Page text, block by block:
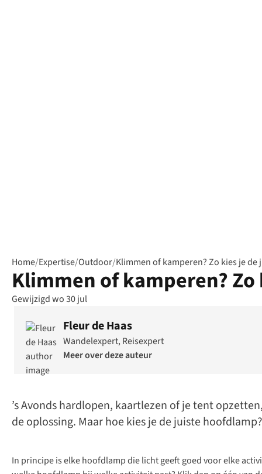
Home/Expertise/Outdoor/Klimmen of kamperen? Zo kies je
Klimmen of kamperen?
Gewijzigd wo 30 jul
Fleur de Haas
Wandelexpert, Reisexpert
Meer over deze auteur
’s Avonds hardlopen, kaartlezen of je tent
de oplossing. Maar hoe kies je de juiste
In principe is elke hoofdlamp die licht geeft goed voor elke